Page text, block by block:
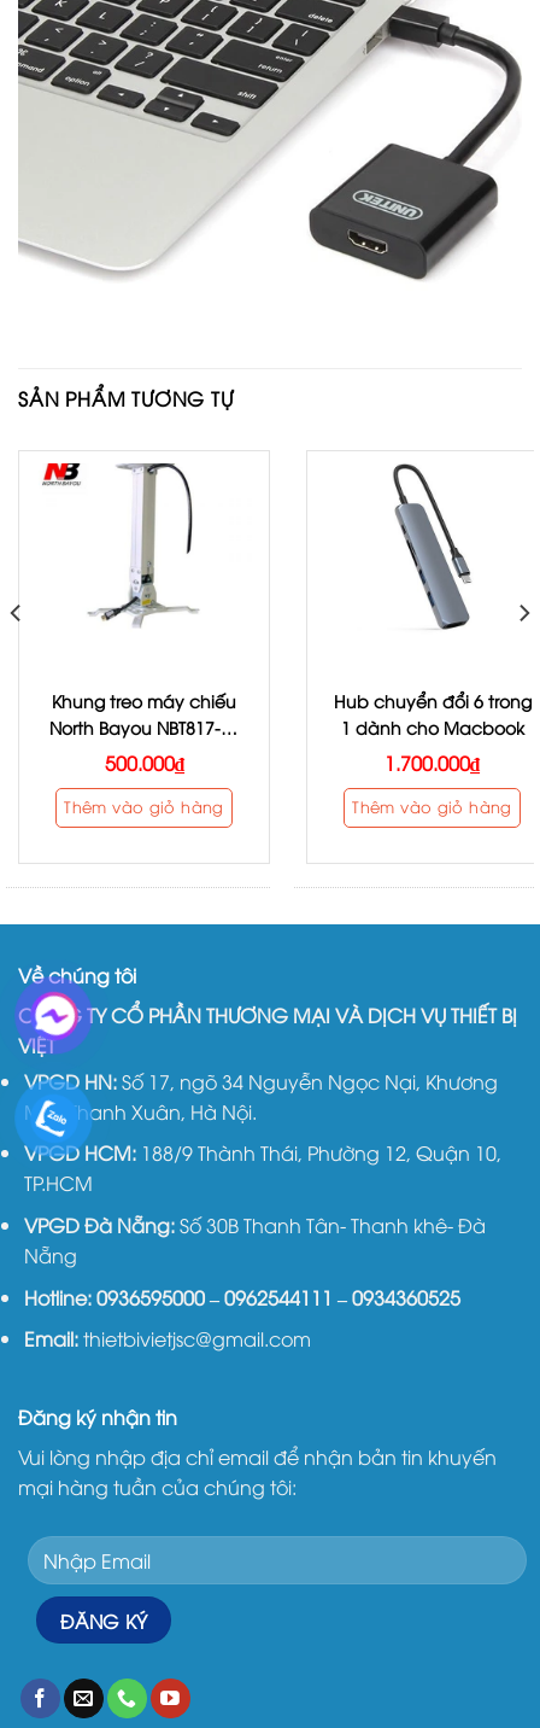
SẢN PHẨM TƯƠNG TỰ
Khung treo máy chiếu
North Bayou NBT817-60
60cm
500.000₫
Thêm vào giỏ hàng
Hub chuyển đổi 6 trong
1 dành cho Macbook
1.700.000₫
Thêm vào giỏ hàng
Về chúng tôi
CÔNG TY CỔ PHẦN THƯƠNG MẠI VÀ DỊCH VỤ THIẾT BỊ
VIỆT
VPGD HN:Số 17, ngõ 34 Nguyễn Ngọc Nại, Khương
Mai, Thanh Xuân, Hà Nội.
VPGD HCM: 188/9 Thành Thái, Phường 12, Quận 10,
TP.HCM
VPGD Đà Nẵng:Số 30B Thanh Tân- Thanh khê- Đà
Nẵng
Hotline:0936595000–0962544111 –0934360525
Email:thietbivietjsc@gmail.com
Đăng ký nhận tin
Vui lòng nhập địa chỉ email để nhận bản tin khuyến
mại hàng tuần của chúng tôi: